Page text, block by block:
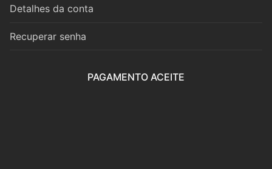
Contrabaixo
Guitarra
Detalhes da conta
Recuperar senha
PAGAMENTO ACEITE